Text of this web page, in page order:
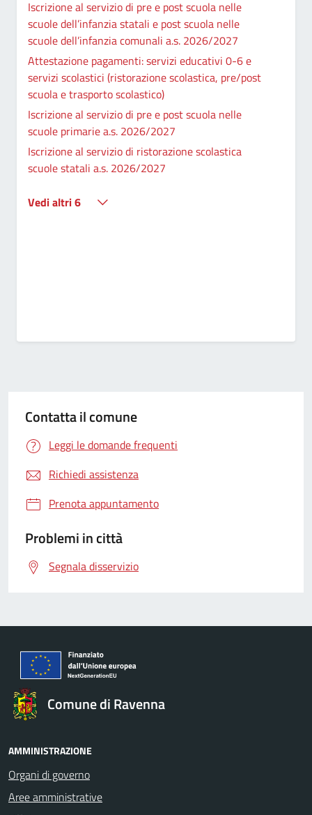
Iscrizione al servizio di pre e post scuola nelle
scuole dell’infanzia statali e post scuola nelle
scuole dell’infanzia comunali a.s. 2026/2027
Attestazione pagamenti: servizi educativi 0-6 e
servizi scolastici (ristorazione scolastica, pre/post
scuola e trasporto scolastico)
Iscrizione al servizio di pre e post scuola nelle
scuole primarie a.s. 2026/2027
Iscrizione al servizio di ristorazione scolastica
scuole statali a.s. 2026/2027
Vedi altri 6
Contatta il comune
Leggi le domande frequenti
Richiedi assistenza
Prenota appuntamento
Problemi in città
Segnala disservizio
Comune di Ravenna
AMMINISTRAZIONE
Organi di governo
Aree amministrative